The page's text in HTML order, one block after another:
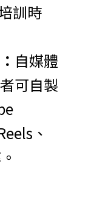
訓時
自媒體
可自製
、